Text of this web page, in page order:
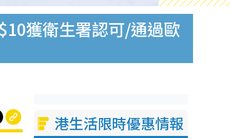
獲衛生署認可/通過歐
港生活限時優惠情報